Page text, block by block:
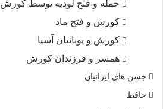
حمله و فتح لودیه توسط کورش
کورش و فتح ماد
کورش و یونانیان آسیا
همسر و فرزندان کورش
جشن های ایرانیان
حافظ